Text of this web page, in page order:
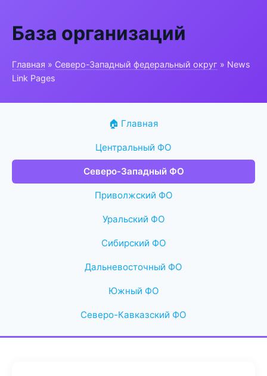
База организаций
Главная » Северо-Западный федеральный округ » News
Link Pages
🏠 Главная
Центральный ФО
Северо-Западный ФО
Приволжский ФО
Уральский ФО
Сибирский ФО
Дальневосточный ФО
Южный ФО
Северо-Кавказский ФО